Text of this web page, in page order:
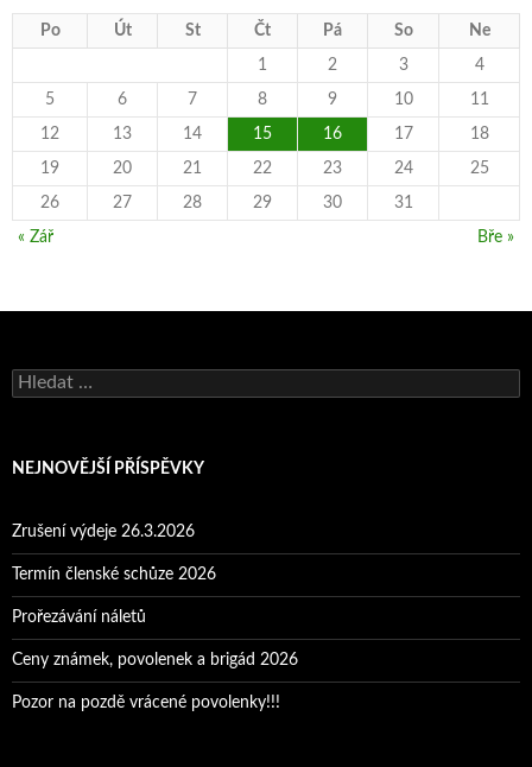
Po Út St Čt Pá So Ne
1 2 3 4
5 6 7 8 9 10 11
12 13 14 15 16 17 18
19 20 21 22 23 24 25
26 27 28 29 30 31
« Zář Bře »
Vyhledávání
NEJNOVĚJŠÍ PŘÍSPĚVKY
Zrušení výdeje 26.3.2026
Termín členské schůze 2026
Prořezávání náletů
Ceny známek, povolenek a brigád 2026
Pozor na pozdě vrácené povolenky!!!